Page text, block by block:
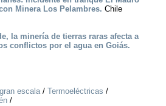
Minera Los Pelambres. Chile
la minería de tierras raras afecta a
conflictos por el agua en Goiás.
escala/ Termoeléctricas /
/